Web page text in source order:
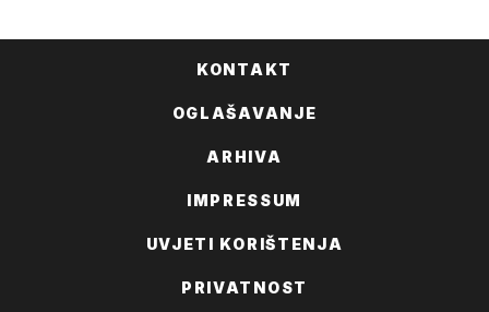
KONTAKT
OGLAŠAVANJE
ARHIVA
IMPRESSUM
UVJETI KORIŠTENJA
PRIVATNOST